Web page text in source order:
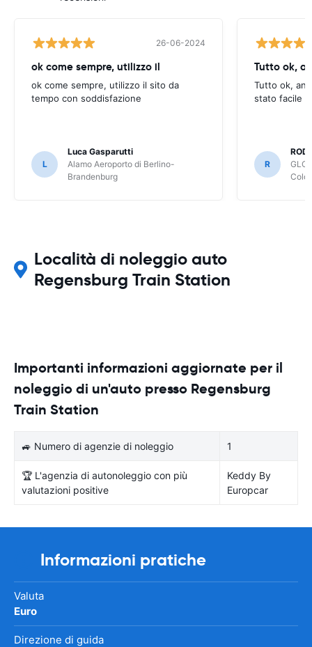
26-06-2024
ok come sempre, utilizzo il
ok come sempre, utilizzo il sito da
tempo con soddisfazione
L
Luca Gasparutti
Alamo Aeroporto di Berlino-
Brandenburg
Tutto ok,
Tutto ok,
stato facile
R
Località di noleggio auto
Regensburg Train Station
Importanti informazioni aggiornate per il
noleggio di un'auto presso Regensburg
Train Station
🚙 Numero di agenzie di noleggio 1
🏆 L'agenzia di autonoleggio con più
valutazioni positive
Keddy By
Europcar
Informazioni pratiche
Valuta
Euro
Direzione di guida